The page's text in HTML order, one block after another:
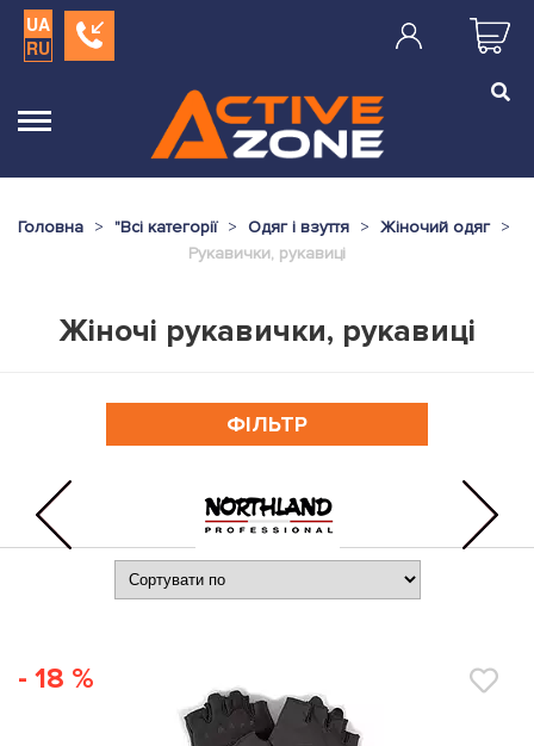
UA
RU
Головна "Всі категорії Одяг і взуття
Жіночий одяг
Рукавички, рукавиці
Жіночі рукавички, рукавиці
ФІЛЬТР
- 18 %